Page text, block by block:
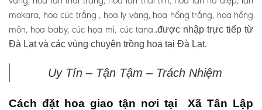
mokara, hoa cúc trắng , hoa ly vàng, hoa hồng trắng, hoa hồng
môn, hoa baby, cúc họa mi, cúc tana..được nhập trực tiếp từ
Đà Lạt và các vùng chuyên trồng hoa tại Đà Lạt.
Uy Tín – Tận Tậm – Trách Nhiệm
Cách đặt hoa giao tận nơi tại Xã Tân Lập